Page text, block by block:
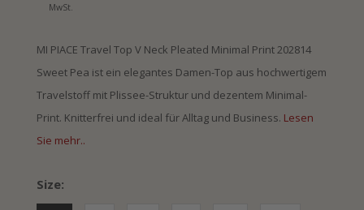
MwSt.
MI PIACE Travel Top V Neck Pleated Minimal Print 202814
Sweet Pea ist ein elegantes Damen-Top aus hochwertigem
Travelstoff mit Plissee-Struktur und dezentem Minimal-
Print. Knitterfrei und ideal für Alltag und Business. Lesen
Sie mehr..
Size: